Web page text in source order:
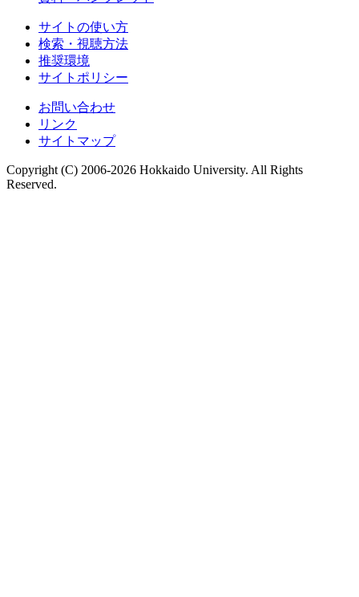
サイトの使い方
検索・視聴方法
推奨環境
サイトポリシー
お問い合わせ
リンク
サイトマップ
Copyright (C) 2006-2026 Hokkaido University. All Rights
Reserved.